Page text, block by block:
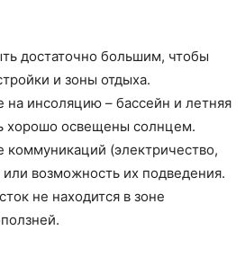
достаточно большим, чтобы
и зоны отдыха.
на инсоляцию – бассейн и летняя
хорошо освещены солнцем.
коммуникаций (электричество,
или возможность их подведения.
не находится в зоне